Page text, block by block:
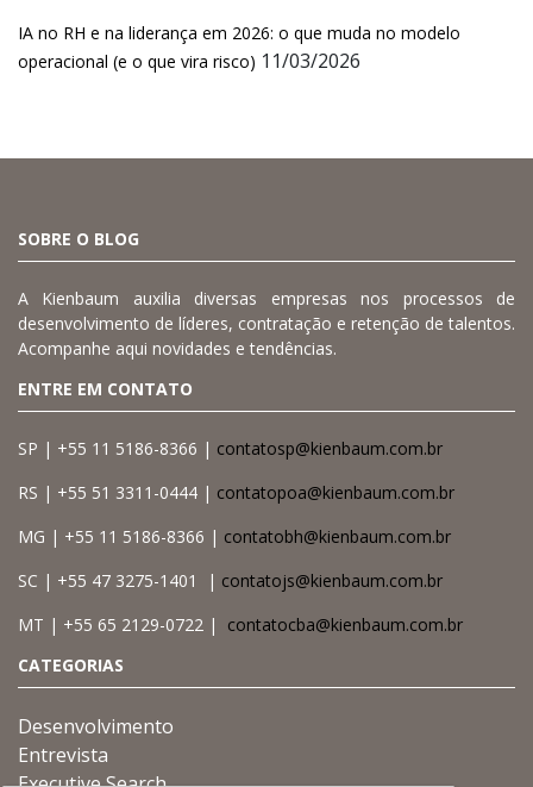
IA no RH e na liderança em 2026: o que muda no modelo
operacional (e o que vira risco) 11/03/2026
SOBRE O BLOG
A Kienbaum auxilia diversas empresas nos processos de
desenvolvimento de líderes, contratação e retenção de talentos.
Acompanhe aqui novidades e tendências.
ENTRE EM CONTATO
SP | +55 11 5186-8366 | contatosp@kienbaum.com.br
RS | +55 51 3311-0444 | contatopoa@kienbaum.com.br
MG | +55 11 5186-8366 | contatobh@kienbaum.com.br
SC | +55 47 3275-1401 | contatojs@kienbaum.com.br
MT | +55 65 2129-0722 | contatocba@kienbaum.com.br
CATEGORIAS
Desenvolvimento
Entrevista